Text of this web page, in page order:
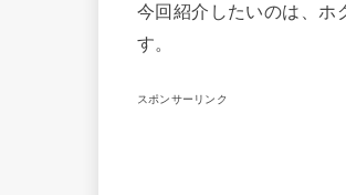
今回紹介したいのは、ホ
す。
スポンサーリンク